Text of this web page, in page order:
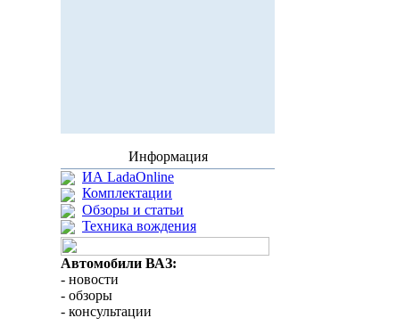
Информация
ИА LadaOnline
Комплектации
Обзоры и статьи
Техника вождения
Автомобили ВАЗ:
- новости
- обзоры
- консультации